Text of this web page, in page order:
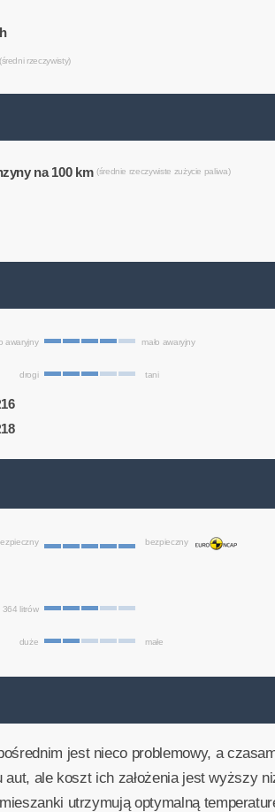
(średni rzeczywisty)
na 100 km (średnie rzeczywiste zużycie paliwa)
awaryjny mało awaryjny
drogi tani
bezpieczny
364 litrów
duże małe
jest nieco problemowy, a
ale koszt ich założenia jest wyższy
utrzymują optymalną